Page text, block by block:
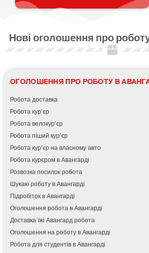
Нові оголошення про
ОГОЛОШЕННЯ ПРО РОБОТУ В
Робота доставка
Робота кур’єр
Робота велокур’єр
Робота піший кур’єр
Робота кур’єр на власному авто
Робота курєром в Авангарді
Розвозка посилок робота
Шукаю роботу в Авангарді
Підробіток в Авангарді
Оголошення робота в Авангарді
Доставка їжі Авангард робота
Оголошення на роботу в Авангарді
Робота для студентів в Авангарді